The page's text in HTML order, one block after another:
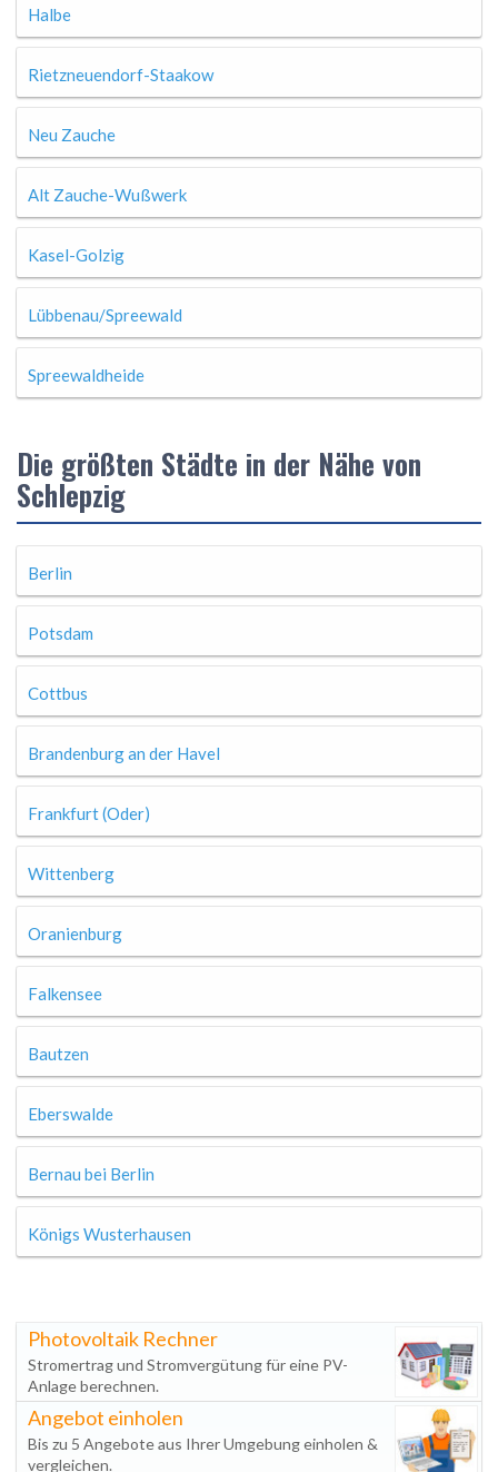
Halbe
Rietzneuendorf-Staakow
Neu Zauche
Alt Zauche-Wußwerk
Kasel-Golzig
Lübbenau/Spreewald
Spreewaldheide
Die größten Städte in der Nähe von
Schlepzig
Berlin
Potsdam
Cottbus
Brandenburg an der Havel
Frankfurt (Oder)
Wittenberg
Oranienburg
Falkensee
Bautzen
Eberswalde
Bernau bei Berlin
Königs Wusterhausen
Photovoltaik Rechner
Stromertrag und Stromvergütung für eine PV-
Anlage berechnen.
Angebot einholen
Bis zu 5 Angebote aus Ihrer Umgebung einholen &
vergleichen.